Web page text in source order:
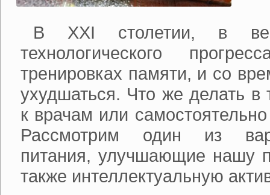
В XXI столетии, в
технологического
тренировках памяти, и со
ухудшаться. Что же делать в
к врачам или
Рассмотрим один из
питания, улучшающие нашу
также интеллектуальную